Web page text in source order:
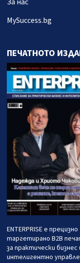
MySuccess.bg
ПЕЧАТНОТО
ENTERPRISE е прецизно
таргетирано B2B
за практически бизнес
интелигентно